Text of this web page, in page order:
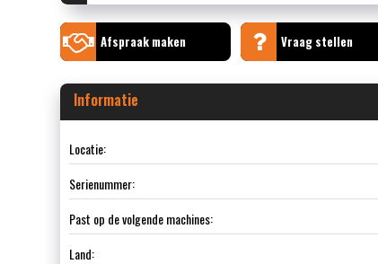
Afspraak maken Vraag stellen
Informatie
Locatie:
Serienummer:
Past op de volgende machines:
Land: